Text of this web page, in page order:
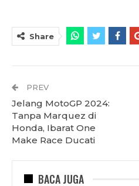
Share
PREV
Jelang MotoGP 2024:
Tanpa Marquez di
Honda, Ibarat One
Make Race Ducati
BACA JUGA